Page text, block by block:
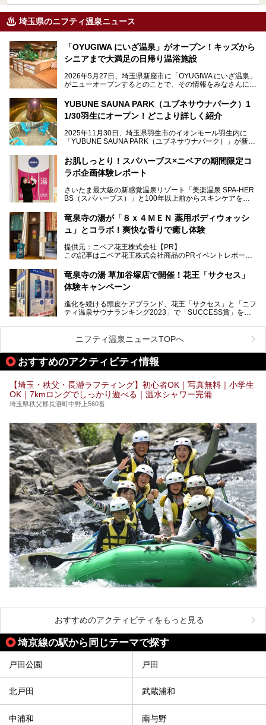
埼玉県のニフティ温泉ニュース
「OYUGIWA にいざ温泉」がオープン！キッズから
シニアまで大満足の日帰り温浴施設
2026年5月27日、埼玉県新座市に「OYUGIWA にいざ温泉」
がニューオープンするとのことで、その情報をみなさんにい
メインとなる黒湯の天然温泉や本格的なサウナをはじめ、4
種類のリラックスルームやお食事処、他施設とは一線を画す
てきました！
YUBUNE SAUNA PARK（ユブネサウナパーク）1
1/30羽生にオープン！どこより詳しく紹介
2025年11月30日、埼玉県羽生市のイオンモール羽生内に
「YUBUNE SAUNA PARK（ユブネサウナパーク）」が新規
今年の4月1日から楽久屋グループの一員となった「湯舞音
（ユブネ）」が新ブランド「YUBUNE SAUNA PARK」を立
湯舞音らしいサウナにこだわった遊び心満点の"銭湯×屋外サ
ウナ"施設で、男女別のお風呂のほか、水着やサウナ着で楽
ど、ユニークなポイントがいっぱい！
オープン前取材に行ってきましたので、早速どこより詳しく
紹介しちゃいます！
お肌しっとり！スパハーブス×ニベアの期間限定コ
ラボ企画体験レポート
さいたま最大級の新感覚温泉リゾート「美楽温泉 SPA-HER
BS（スパハーブス）」と100年以上前からスキンケアを考
読者モデルやインスタグラマーとして活躍している、美容＆
スパ大好きの畑瀬愛さんと取材してきました。
提供元：ニベア花王株式会社【PR】
この記事はニベア花王株式会社商品のPRイベントレポート
竜泉寺の湯が「８ｘ４ＭＥＮ 薬用ボディウォッシ
ュ」とコラボ！爽快な香りで癒し体験
提供元：ニベア花王株式会社【PR】
この記事はニベア花王株式会社商品のPRイベントレポート
ーーー
注目のボディウォッシュアイテム「８ｘ４ＭＥＮ 薬用ボデ
全国総合2位にランクインした人気温浴施設「竜泉寺の湯 草
加谷塚店」がコラボイベントを期間限定で開催中ということ
気になるその内容をチェックしてきました！
竜泉寺の湯 草加谷塚店で開催！花王「サクセス」
体験キャンペーン
進化を続ける頭皮ケアブランド、花王「サクセス」と「ニフ
ティ温泉サウナランキング2023」で「SUCCESS賞」を獲
ベントを開催。
早速訪問し、気になるその内容を取材してきました！
───
提供元：花王株式会社【PR】
す。
ニフティ温泉ニュースTOPへ
おすすめのアクティビティ情報
【埼玉・秩父・長瀞ラフティング】初心者OK｜写真無料｜小学生
OK｜7kmロングでしっかり遊べる｜温水シャワー完備
埼玉県秩父郡長瀞町中野上560番
おすすめのアクティビティをもっと見る
埼京線の駅から同じテーマで探す
戸田公園 戸田
北戸田 武蔵浦和
中浦和 南与野